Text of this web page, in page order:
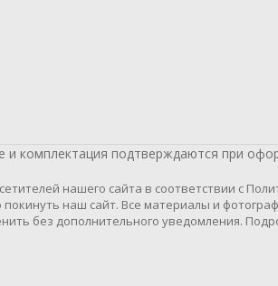
комплектация подтверждаются при
нашего сайта в соответствии с
наш сайт. Все материалы и
без дополнительного уведомления.